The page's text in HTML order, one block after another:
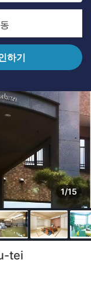
하기
1/15
tei